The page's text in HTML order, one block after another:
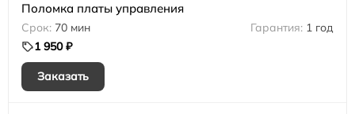
Поломка платы управления
70 мин
1 год
1 950 ₽
Заказать